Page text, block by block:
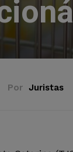
Por Juristas